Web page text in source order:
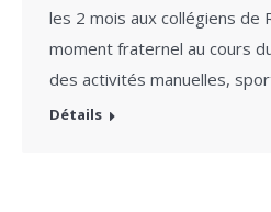
les 2 mois aux collégiens de
moment fraternel au cours
des activités manuelles,
Détails